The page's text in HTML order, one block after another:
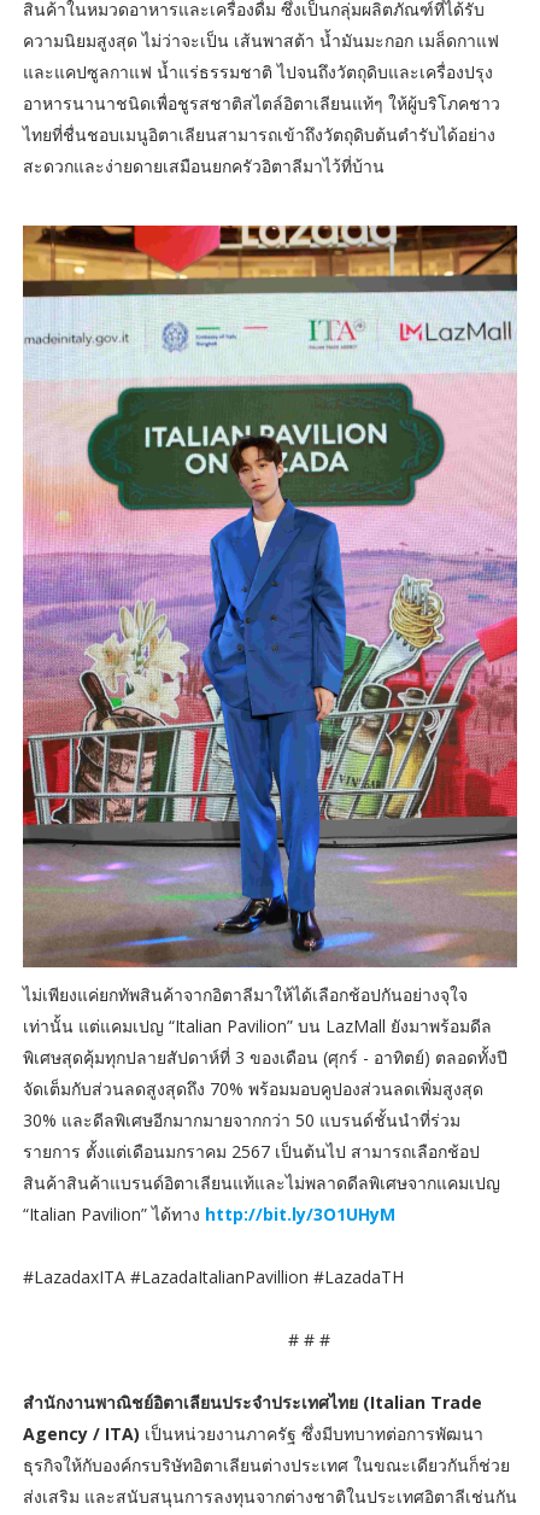
สินค้าในหมวดอาหารและเครื่องดื่ม ซึ่งเป็นกลุ่มผลิตภัณฑ์ที่ได้รับ
ความนิยมสูงสุด ไม่ว่าจะเป็น เส้นพาสต้า น้ำมันมะกอก เมล็ดกาแฟ
และแคปซูลกาแฟ น้ำแร่ธรรมชาติ ไปจนถึงวัตถุดิบและเครื่องปรุง
อาหารนานาชนิดเพื่อชูรสชาติสไตล์อิตาเลียนแท้ๆ ให้ผู้บริโภคชาว
ไทยที่ชื่นชอบเมนูอิตาเลียนสามารถเข้าถึงวัตถุดิบต้นตำรับได้อย่าง
สะดวกและง่ายดายเสมือนยกครัวอิตาลีมาไว้ที่บ้าน
ไม่เพียงแค่ยกทัพสินค้าจากอิตาลีมาให้ได้เลือกช้อปกันอย่างจุใจ
เท่านั้น แต่แคมเปญ “Italian Pavilion” บน LazMall ยังมาพร้อมดีล
พิเศษสุดคุ้มทุกปลายสัปดาห์ที่ 3 ของเดือน (ศุกร์ - อาทิตย์) ตลอดทั้งปี
จัดเต็มกับส่วนลดสูงสุดถึง 70% พร้อมมอบคูปองส่วนลดเพิ่มสูงสุด
30% และดีลพิเศษอีกมากมายจากกว่า 50 แบรนด์ชั้นนำที่ร่วม
รายการ ตั้งแต่เดือนมกราคม 2567 เป็นต้นไป สามารถเลือกช้อป
สินค้าสินค้าแบรนด์อิตาเลียนแท้และไม่พลาดดีลพิเศษจากแคมเปญ
“Italian Pavilion” ได้ทาง http://bit.ly/3O1UHyM
#LazadaxITA #LazadaItalianPavillion #LazadaTH
# # #
สํานักงานพาณิชย์อิตาเลียนประจําประเทศไทย (Italian Trade
Agency / ITA) เป็นหน่วยงานภาครัฐ ซึ่งมีบทบาทต่อการพัฒนา
ธุรกิจให้กับองค์กรบริษัทอิตาเลียนต่างประเทศ ในขณะเดียวกันก็ช่วย
ส่งเสริม และสนับสนุนการลงทุนจากต่างชาติในประเทศอิตาลีเช่นกัน